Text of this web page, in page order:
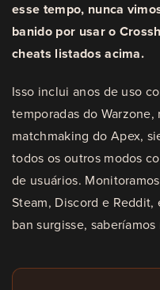
esse tempo, nunca
banido por usar o
cheats listados acima.
Isso inclui anos de uso
temporadas do
matchmaking do Apex,
todos os outros modos
de usuários.
Steam, Discord e
ban surgisse,